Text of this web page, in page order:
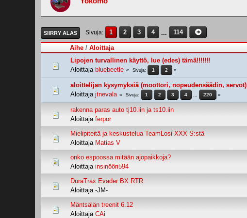
SIIRRY ALAS Sivuja 1 2 3 4 ... 114
Aihe / Aloittaja
Lipojen turvallinen käyttö, lue (edes) tämä!!!!!!!
Aloittaja bluebeetle Sivuja 1 2
aloittelijan kysymyksiä (moottori, nopeudensäädin, servot)
Aloittaja jtnevala Sivuja 1 2 3 4 220
rakenna paras auto tj10.iin ja ts10.iin
Aloittaja ferpor
Mielipiteitä ja keskustelua TeamLosi XXX-S:stä
Aloittaja Matias V
onko espoossa mitään ajopaikkoja?
Aloittaja insinööri594
DuraTrax Evader BX RTR
Aloittaja -JM-
Mäntsälän treenit 6.12
Aloittaja CAi